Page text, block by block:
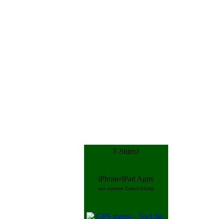
T-Shirts!
iPhone/iPad Apps
aus eigener Entwicklung